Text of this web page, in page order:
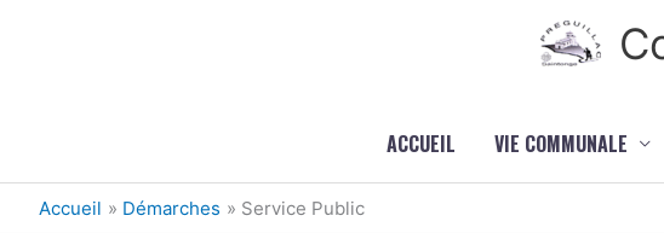
ACCUEIL VIE COMMUNALE
Accueil Démarches Service Public